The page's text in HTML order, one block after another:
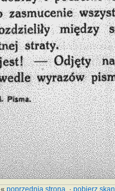
«poprzednia strona ·pobierz skan